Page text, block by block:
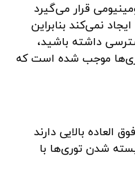
قرار می‌گیرد
نمی‌کند بنابراین
داشته باشید،
موجب شده است که
العاده بالایی دارند
شدن توری‌ها با